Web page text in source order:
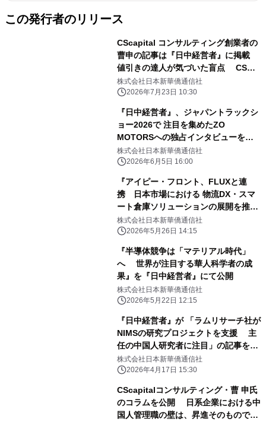
この発行者のリリース
CScapital コンサルティング創業者の
曹申の記事は『日中経営者』に掲載
値引きの達人が気づいた盲点 CS
DMIメソッドが導いたトップセールス
の再生
株式会社日本新華僑通信社
2026年7月23日 10:30
『日中経営者』、ジャパントラックシ
ョー2026で 注目を集めたZO
MOTORSへの独占インタビューを公
開 商用EVの日本市場開拓の軌跡に
迫る
株式会社日本新華僑通信社
2026年6月5日 16:00
『アイピー・フロント、FLUXと連
携 日本市場における 物流DX・スマ
ート倉庫ソリューションの展開を推
進』を 『日中経営者』にて公開
株式会社日本新華僑通信社
2026年5月26日 14:15
『半導体競争は「マテリアル時代」
へ 世界が注目する華人科学者の成
果』を『日中経営者』にて公開
株式会社日本新華僑通信社
2026年5月22日 12:15
『日中経営者』が 「ラムリサーチ社が
NIMSの研究プロジェクトを支援 主
任の中国人研究者に注目」の記事を公
開
株式会社日本新華僑通信社
2026年4月17日 15:30
CScapitalコンサルティング・曹 申氏
のコラムを公開 日系企業における中
国人管理職の壁は、昇進そのものでは